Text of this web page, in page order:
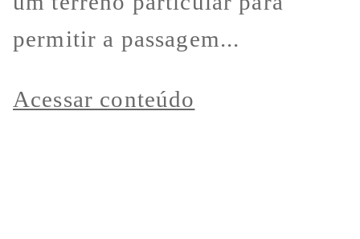
permitir a passagem...
Acessar conteúdo